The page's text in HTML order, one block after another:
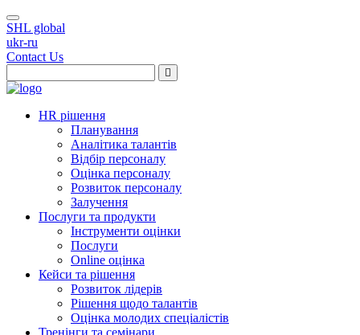
SHL global
ukr-ru
Contact Us
HR рішення
Планування
Аналітика талантів
Відбір персоналу
Оцінка персоналу
Розвиток персоналу
Залучення
Послуги та продукти
Інструменти оцінки
Послуги
Online оцінка
Кейси та рішення
Розвиток лідерів
Рішення щодо талантів
Оцінка молодих спеціалістів
Тренінги та семінари